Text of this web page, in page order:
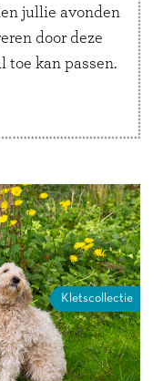
jullie avonden
door deze
toe kan passen.
Kletscollectie